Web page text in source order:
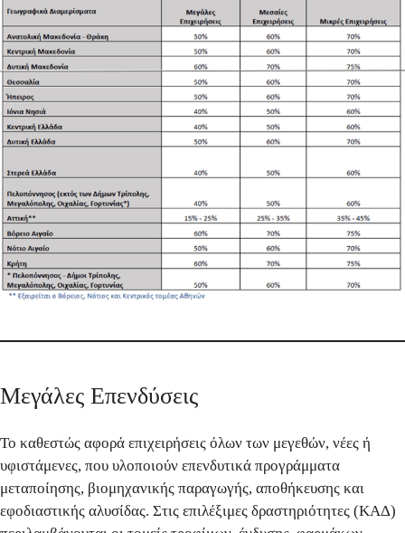
Μεγάλες Επενδύσεις
Το καθεστώς αφορά επιχειρήσεις όλων των μεγεθών, νέες ή
υφιστάμενες, που υλοποιούν επενδυτικά προγράμματα
μεταποίησης, βιομηχανικής παραγωγής, αποθήκευσης και
εφοδιαστικής αλυσίδας. Στις επιλέξιμες δραστηριότητες (ΚΑΔ)